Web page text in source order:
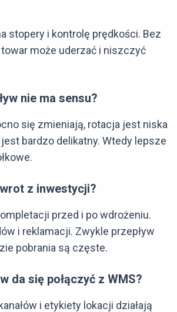
stopery i kontrolę prędkości. Bez
może uderzać i niszczyć
nie ma sensu?
się zmieniają, rotacja jest niska
bardzo delikatny. Wtedy lepsze
z inwestycji?
przed i po wdrożeniu.
i reklamacji. Zwykle przepływ
pobrania są częste.
da się połączyć z WMS?
i etykiety lokacji działają